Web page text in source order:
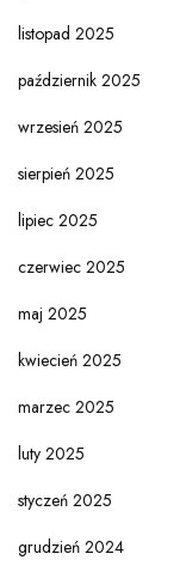
listopad 2025
październik 2025
wrzesień 2025
sierpień 2025
lipiec 2025
czerwiec 2025
maj 2025
kwiecień 2025
marzec 2025
luty 2025
styczeń 2025
grudzień 2024